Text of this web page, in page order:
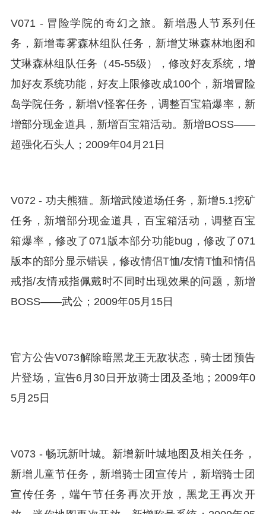
V071 - 冒险学院的奇幻之旅。新增愚人节系列任
务，新增毒雾森林组队任务，新增艾琳森林地图和
艾琳森林组队任务（45-55级），修改好友系统，增
加好友系统功能，好友上限修改成100个，新增冒险
岛学院任务，新增V怪客任务，调整百宝箱爆率，新
增部分现金道具，新增百宝箱活动。新增BOSS——
超强化石头人；2009年04月21日
V072 - 功夫熊猫。新增武陵道场任务，新增5.1挖矿
任务，新增部分现金道具，百宝箱活动，调整百宝
箱爆率，修改了071版本部分功能bug，修改了071
版本的部分显示错误，修改情侣T恤/友情T恤和情侣
戒指/友情戒指佩戴时不同时出现效果的问题，新增
BOSS——武公；2009年05月15日
官方公告V073解除暗黑龙王无敌状态，骑士团预告
片登场，宣告6月30日开放骑士团及圣地；2009年0
5月25日
V073 - 畅玩新叶城。新增新叶城地图及相关任务，
新增儿童节任务，新增骑士团宣传片，新增骑士团
宣传任务，端午节任务再次开放，黑龙王再次开